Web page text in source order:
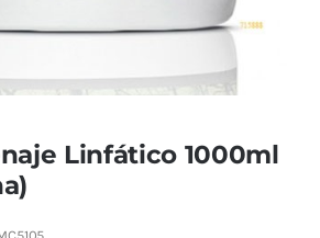
Linfático 1000ml